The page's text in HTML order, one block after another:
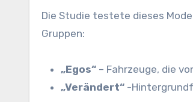
Die Studie testete dieses
Gruppen:
„Egos“ – Fahrzeuge, die
„Verändert“ -